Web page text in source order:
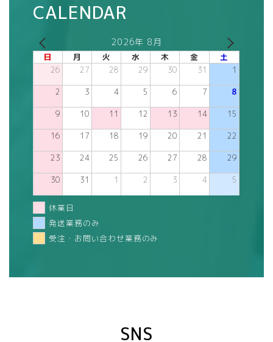
CALENDAR
2026年 8月
日 月 火 水 木 金 土
26 27 28 29 30 31 1
2 3 4 5 6 7 8
9 10 11 12 13 14 15
16 17 18 19 20 21 22
23 24 25 26 27 28 29
30 31 1 2 3 4 5
休業日
発送業務のみ
受注・お問い合わせ業務のみ
SNS